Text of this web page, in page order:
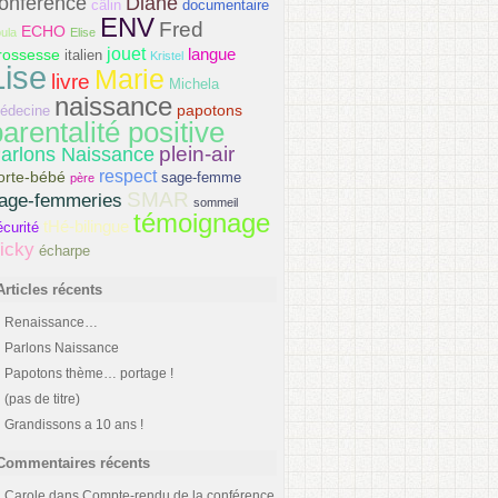
câlin documentaire
ECHO Elise ENV Fred
italien jouet Kristel langue
livre Marie Michela
naissance papotons
positive
Naissance plein-air
bébé père respect sage-femme
femmeries SMAR sommeil
tHé-bilingue témoignage
écharpe
récents
Renaissance…
Parlons Naissance
Papotons thème… portage !
(pas de titre)
Grandissons a 10 ans !
récents